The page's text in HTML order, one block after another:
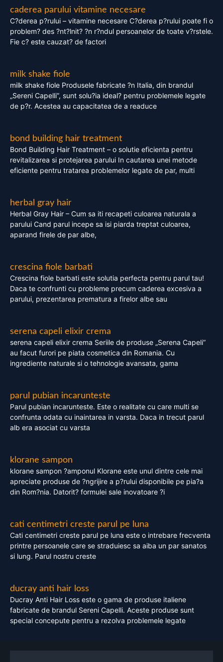
caderea parului vitamine necesare
C?derea p?rului – vitamine necesare C?derea p?rului poate fi o
problem? des ?nt?lnit? ?n r?ndul persoanelor de toate v?rstele.
Fie c? este cauzat? de factori
milk shake fiole
milk shake fiole Produsele fabricate ?n Italia, din brandul
„Sereni Capelli”, sunt solu?ia ideal? pentru problemele legate
de p?r. Acestea au capacitatea de a readuce
bond building hair treatment
Bond Building Hair Treatment – o solutie eficienta pentru
revitalizarea si protejarea parului In cautarea unei metode
eficiente pentru tratarea problemelor legate de par, multi
herbal gray hair
Herbal Gray Hair – Cum sa iti recapeti culoarea naturala a
parului Cand parul incepe sa isi piarda treptat culoarea,
aparand firele de par albe,
crescina fiole barbati
Crescina fiole barbati este solutia perfecta pentru parul tau!
Daca te confrunti cu probleme precum caderea excesiva a
parului, prezentarea prematura a firelor albe sau
serena capeli elixir crema
serena capeli elixir crema Seriile de produse „Serena Capeli”
au facut furori pe piata cosmetica din Romania. Cu
ingrediente naturale si o tehnologie avansata, gama
parul pubian incarunteste
Parul pubian incarunteste. Este o realitate cu care multi se
confrunta odata cu inaintarea in varsta. Daca in trecut parul
alb era asociat cu varsta
klorane sampon
klorane sampon ?amponul Klorane este unul dintre cele mai
apreciate produse de ?ngrijire a p?rului disponibile pe pia?a
din Rom?nia. Datorit? formulei sale inovatoare ?i
cati centimetri creste parul pe luna
Cati centimetri creste parul pe luna este o intrebare frecventa
printre persoanele care se straduiesc sa aiba un par sanatos
si lung. Parul nostru creste
ducray anti hair loss
Ducray Anti Hair Loss este o gama de produse italiene
fabricate de brandul Sereni Capelli. Aceste produse sunt
special concepute pentru a rezolva problemele legate